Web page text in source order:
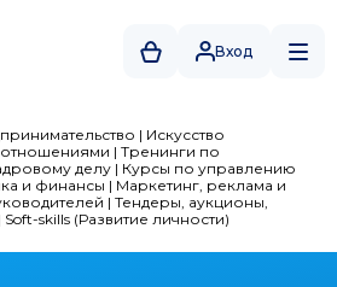
Вход
| Искусство
| Тренинги по
делу | Курсы по управлению
и финансы | Маркетинг, реклама и
| Тендеры, аукционы,
Soft-skills (Развитие личности)